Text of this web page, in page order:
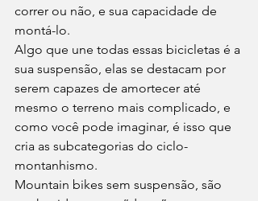
correr ou não, e sua capacidade de
montá-lo.
Algo que une todas essas bicicletas é a
sua suspensão, elas se destacam por
serem capazes de amortecer até
mesmo o terreno mais complicado, e
como você pode imaginar, é isso que
cria as subcategorias do ciclo-
montanhismo.
Mountain bikes sem suspensão, são